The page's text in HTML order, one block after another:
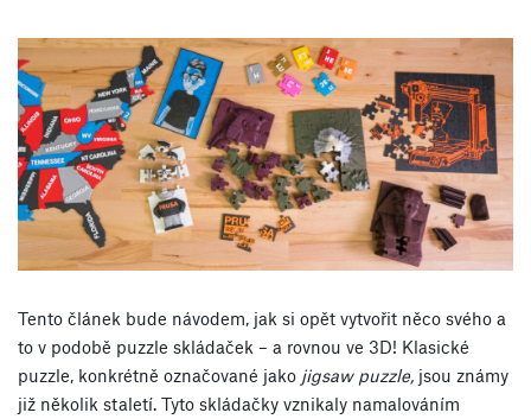
Tento článek bude návodem, jak si opět vytvořit něco svého a
to v podobě puzzle skládaček – a rovnou ve 3D! Klasické
puzzle, konkrétně označované jako jigsaw puzzle, jsou známy
již několik staletí. Tyto skládačky vznikaly namalováním